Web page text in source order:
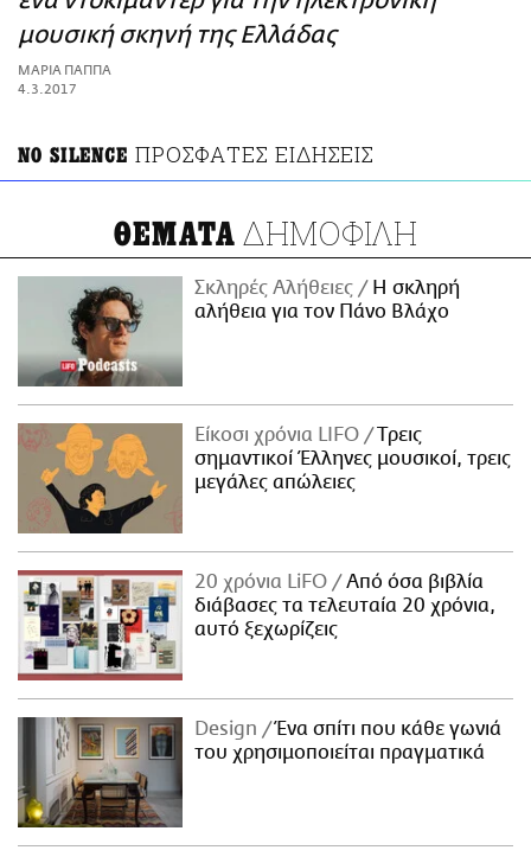
ΑΜΠΑ
PRINT
μουσική σκηνή της Ελλάδας
ΜΑΡΙΑ ΠΑΠΠΑ
4.3.2017
ΝΟ SILENCE ΠΡΟΣΦΑΤΕΣ ΕΙΔΗΣΕΙΣ
ΘΕΜΑΤΑ ΔΗΜΟΦΙΛΗ
Σκληρές Αλήθειες
H σκληρή
αλήθεια για τον Πάνο Βλάχο
Είκοσι χρόνια LIFO
Tρεις
σημαντικοί Έλληνες μουσικοί, τρεις
μεγάλες απώλειες
20 χρόνια LiFO
Από όσα βιβλία
διάβασες τα τελευταία 20 χρόνια,
αυτό ξεχωρίζεις
Design
Ένα σπίτι που κάθε γωνιά
του χρησιμοποιείται πραγματικά